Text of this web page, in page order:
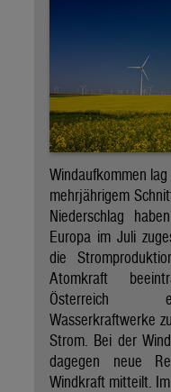
Windaufkommen
mehrjährigem
Niederschlag
Europa im Juli
die
Atomkraft
Österreich
Wasserkraftwerke
Strom. Bei der
dagegen neue
Windkraft mitteilt.